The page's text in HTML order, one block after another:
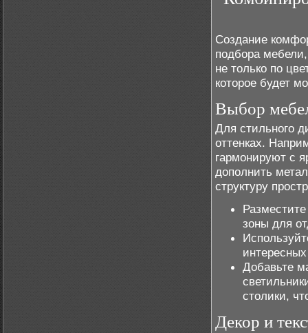
Создание
подбора
не только по
которое будет
Выбор
Для стильного
оттенках.
гармонируют с
дополнить
структуру
зоны для
Добавьте
столики,
Декор и